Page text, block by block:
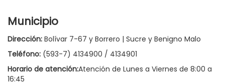
Municipio
Dirección: Bolívar 7-67 y Borrero | Sucre y Benigno Malo
Teléfono: (593-7) 4134900 / 4134901
Horario de atención:Atención de Lunes a Viernes de 8:00 a
16:45